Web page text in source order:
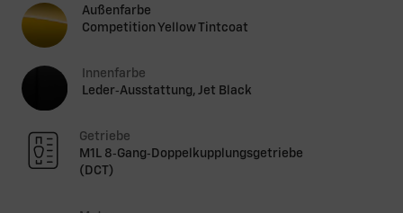
Außenfarbe
Competition Yellow Tintcoat
Innenfarbe
Leder‑Ausstattung, Jet Black
Getriebe
M1L 8‑Gang‑Doppelkupplungsgetriebe
(DCT)